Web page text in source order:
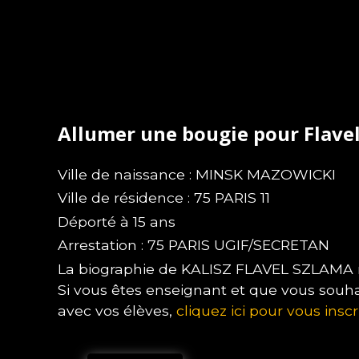
Allumer une bougie pour Flavel
Ville de naissance : MINSK MAZOWICKI
Ville de résidence : 75 PARIS 11
Déporté à 15 ans
Arrestation : 75 PARIS UGIF/SECRETAN
La biographie de KALISZ FLAVEL
Si vous êtes enseignant et que vous
avec vos élèves, cliquez ici pour vous